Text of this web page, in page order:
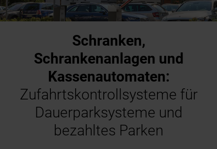
Schranken,
Schrankenanlagen und
Kassenautomaten:
Zufahrtskontrollsysteme für
Dauerparksysteme und
bezahltes Parken